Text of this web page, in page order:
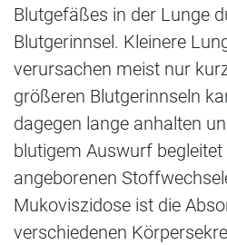
Blutgefäßes in der Lunge
Blutgerinnsel. Kleinere
verursachen meist nur
größeren Blutgerinnseln
dagegen lange anhalten
blutigem Auswurf begleitet
angeborenen
Mukoviszidose ist die
verschiedenen